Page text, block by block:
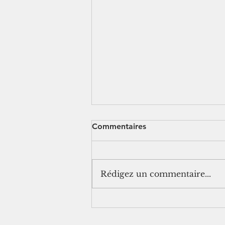
Commentaires
Rédigez un commentaire...